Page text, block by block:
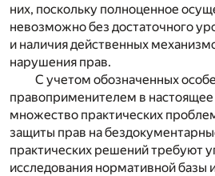
них, поскольку полноценное
невозможно без достаточного
и наличия действенных
нарушения прав.
С учетом обозначенных
правоприменителем в
множество практических
защиты прав на
практических решений требуют
исследования нормативной базы